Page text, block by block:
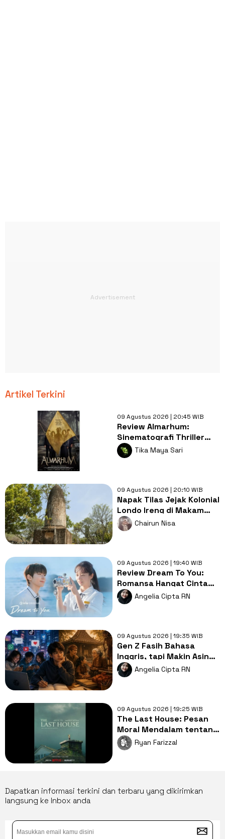
Artikel Terkini
09 Agustus 2026 | 20:45 WIB
Review Almarhum:
Sinematografi Thriller
Misteri Bernyawa
Kearifan Lokal
Tika Maya Sari
09 Agustus 2026 | 20:10 WIB
Napak Tilas Jejak Kolonial
Londo Ireng di Makam
Kherkof Purworejo
Chairun Nisa
09 Agustus 2026 | 19:40 WIB
Review Dream To You:
Romansa Hangat Cinta
Pertama, Luka dan
Impian
Angelia Cipta RN
09 Agustus 2026 | 19:35 WIB
Gen Z Fasih Bahasa
Inggris, tapi Makin Asing
dengan Bahasa Ibu,
Mengapa?
Angelia Cipta RN
09 Agustus 2026 | 19:25 WIB
The Last House: Pesan
Moral Mendalam tentang
Hubungan Manusia dan
Alam
Ryan Farizzal
Dapatkan informasi terkini dan terbaru yang dikirimkan
langsung ke Inbox anda